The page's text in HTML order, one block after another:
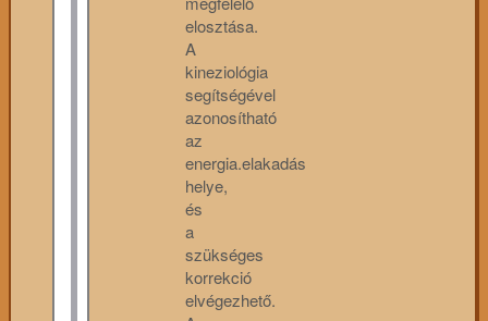
elosztása.
A
kineziológia
segítségével
azonosítható
az
energia.elakadás
helye,
és
a
szükséges
korrekció
elvégezhető.